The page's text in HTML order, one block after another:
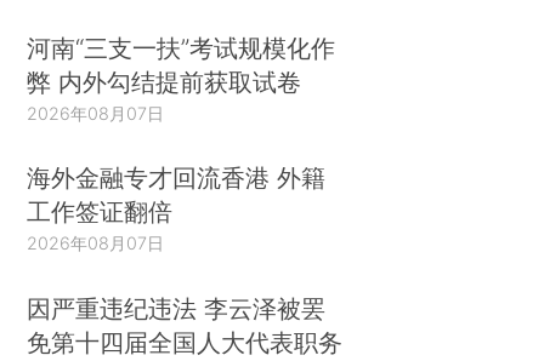
河南“三支一扶”考试规模化作
弊 内外勾结提前获取试卷
2026年08月07日
海外金融专才回流香港 外籍
工作签证翻倍
2026年08月07日
因严重违纪违法 李云泽被罢
免第十四届全国人大代表职务